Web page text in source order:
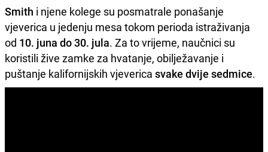
Smith i njene kolege su posmatrale ponašanje
vjeverica u jedenju mesa tokom perioda istraživanja
od 10. juna do 30. jula. Za to vrijeme, naučnici su
koristili žive zamke za hvatanje, obilježavanje i
puštanje kalifornijskih vjeverica svake dvije sedmice.